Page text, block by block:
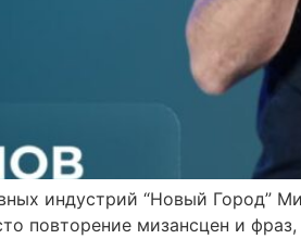
индустрий “Новый Город”
повторение мизансцен и